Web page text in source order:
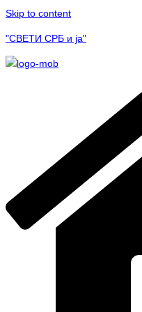
Skip to content
"СВЕТИ СРБ и ја"